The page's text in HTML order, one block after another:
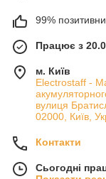
99%
Працює з
м. Київ
Electrostaff -
вулиця
02000, Київ,
Контакти
Сьогодні